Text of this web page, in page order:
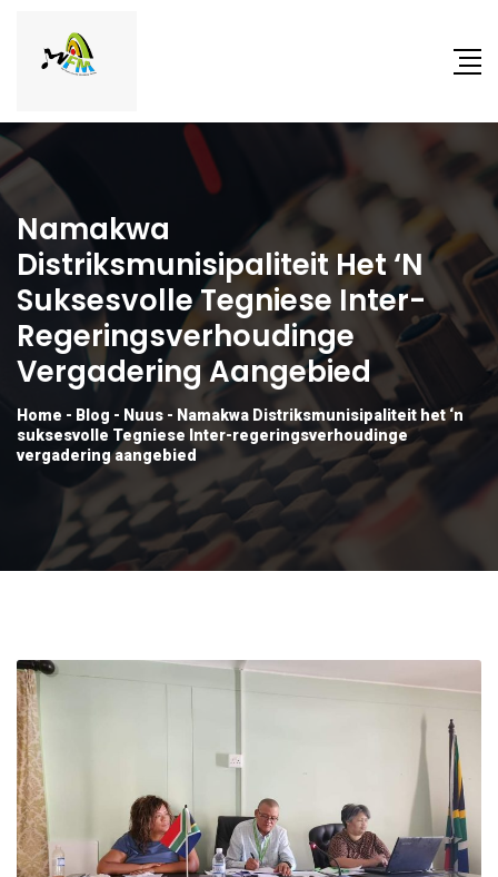
Namakwa
Distriksmunisipaliteit Het ‘n
Suksesvolle Tegniese Inter-
Regeringsverhoudinge
Vergadering Aangebied
Home - Blog - Nuus - Namakwa Distriksmunisipaliteit het ‘n
suksesvolle Tegniese Inter-regeringsverhoudinge
vergadering aangebied